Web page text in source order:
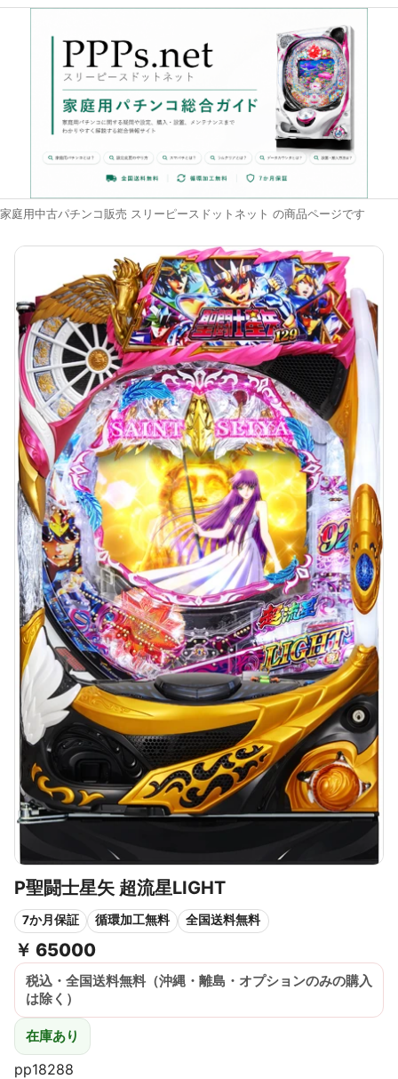
家庭用中古パチンコ販売 スリーピースドットネット の商品ページです
P聖闘士星矢 超流星LIGHT
7か月保証 循環加工無料 全国送料無料
￥ 65000
税込・全国送料無料（沖縄・離島・オプションのみの購入
は除く）
在庫あり
pp18288